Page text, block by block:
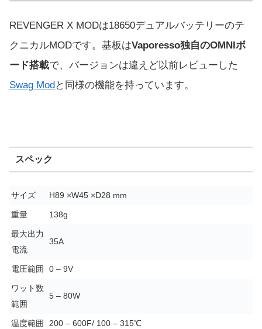
REVENGER X MODは18650デュアルバッテリーのテ
クニカルMODです。基板はVaporesso独自のOMNIボ
ード搭載で、バージョンは違えど以前レビューした
Swag Modと同様の機能を持っています。
スペック
サイズ H89 ×W45 ×D28 mm
重量 138g
最大出力
電流
35A
電圧範囲 0 – 9V
ワット数
範囲
5 – 80W
温度範囲 200 – 600F/ 100 – 315℃